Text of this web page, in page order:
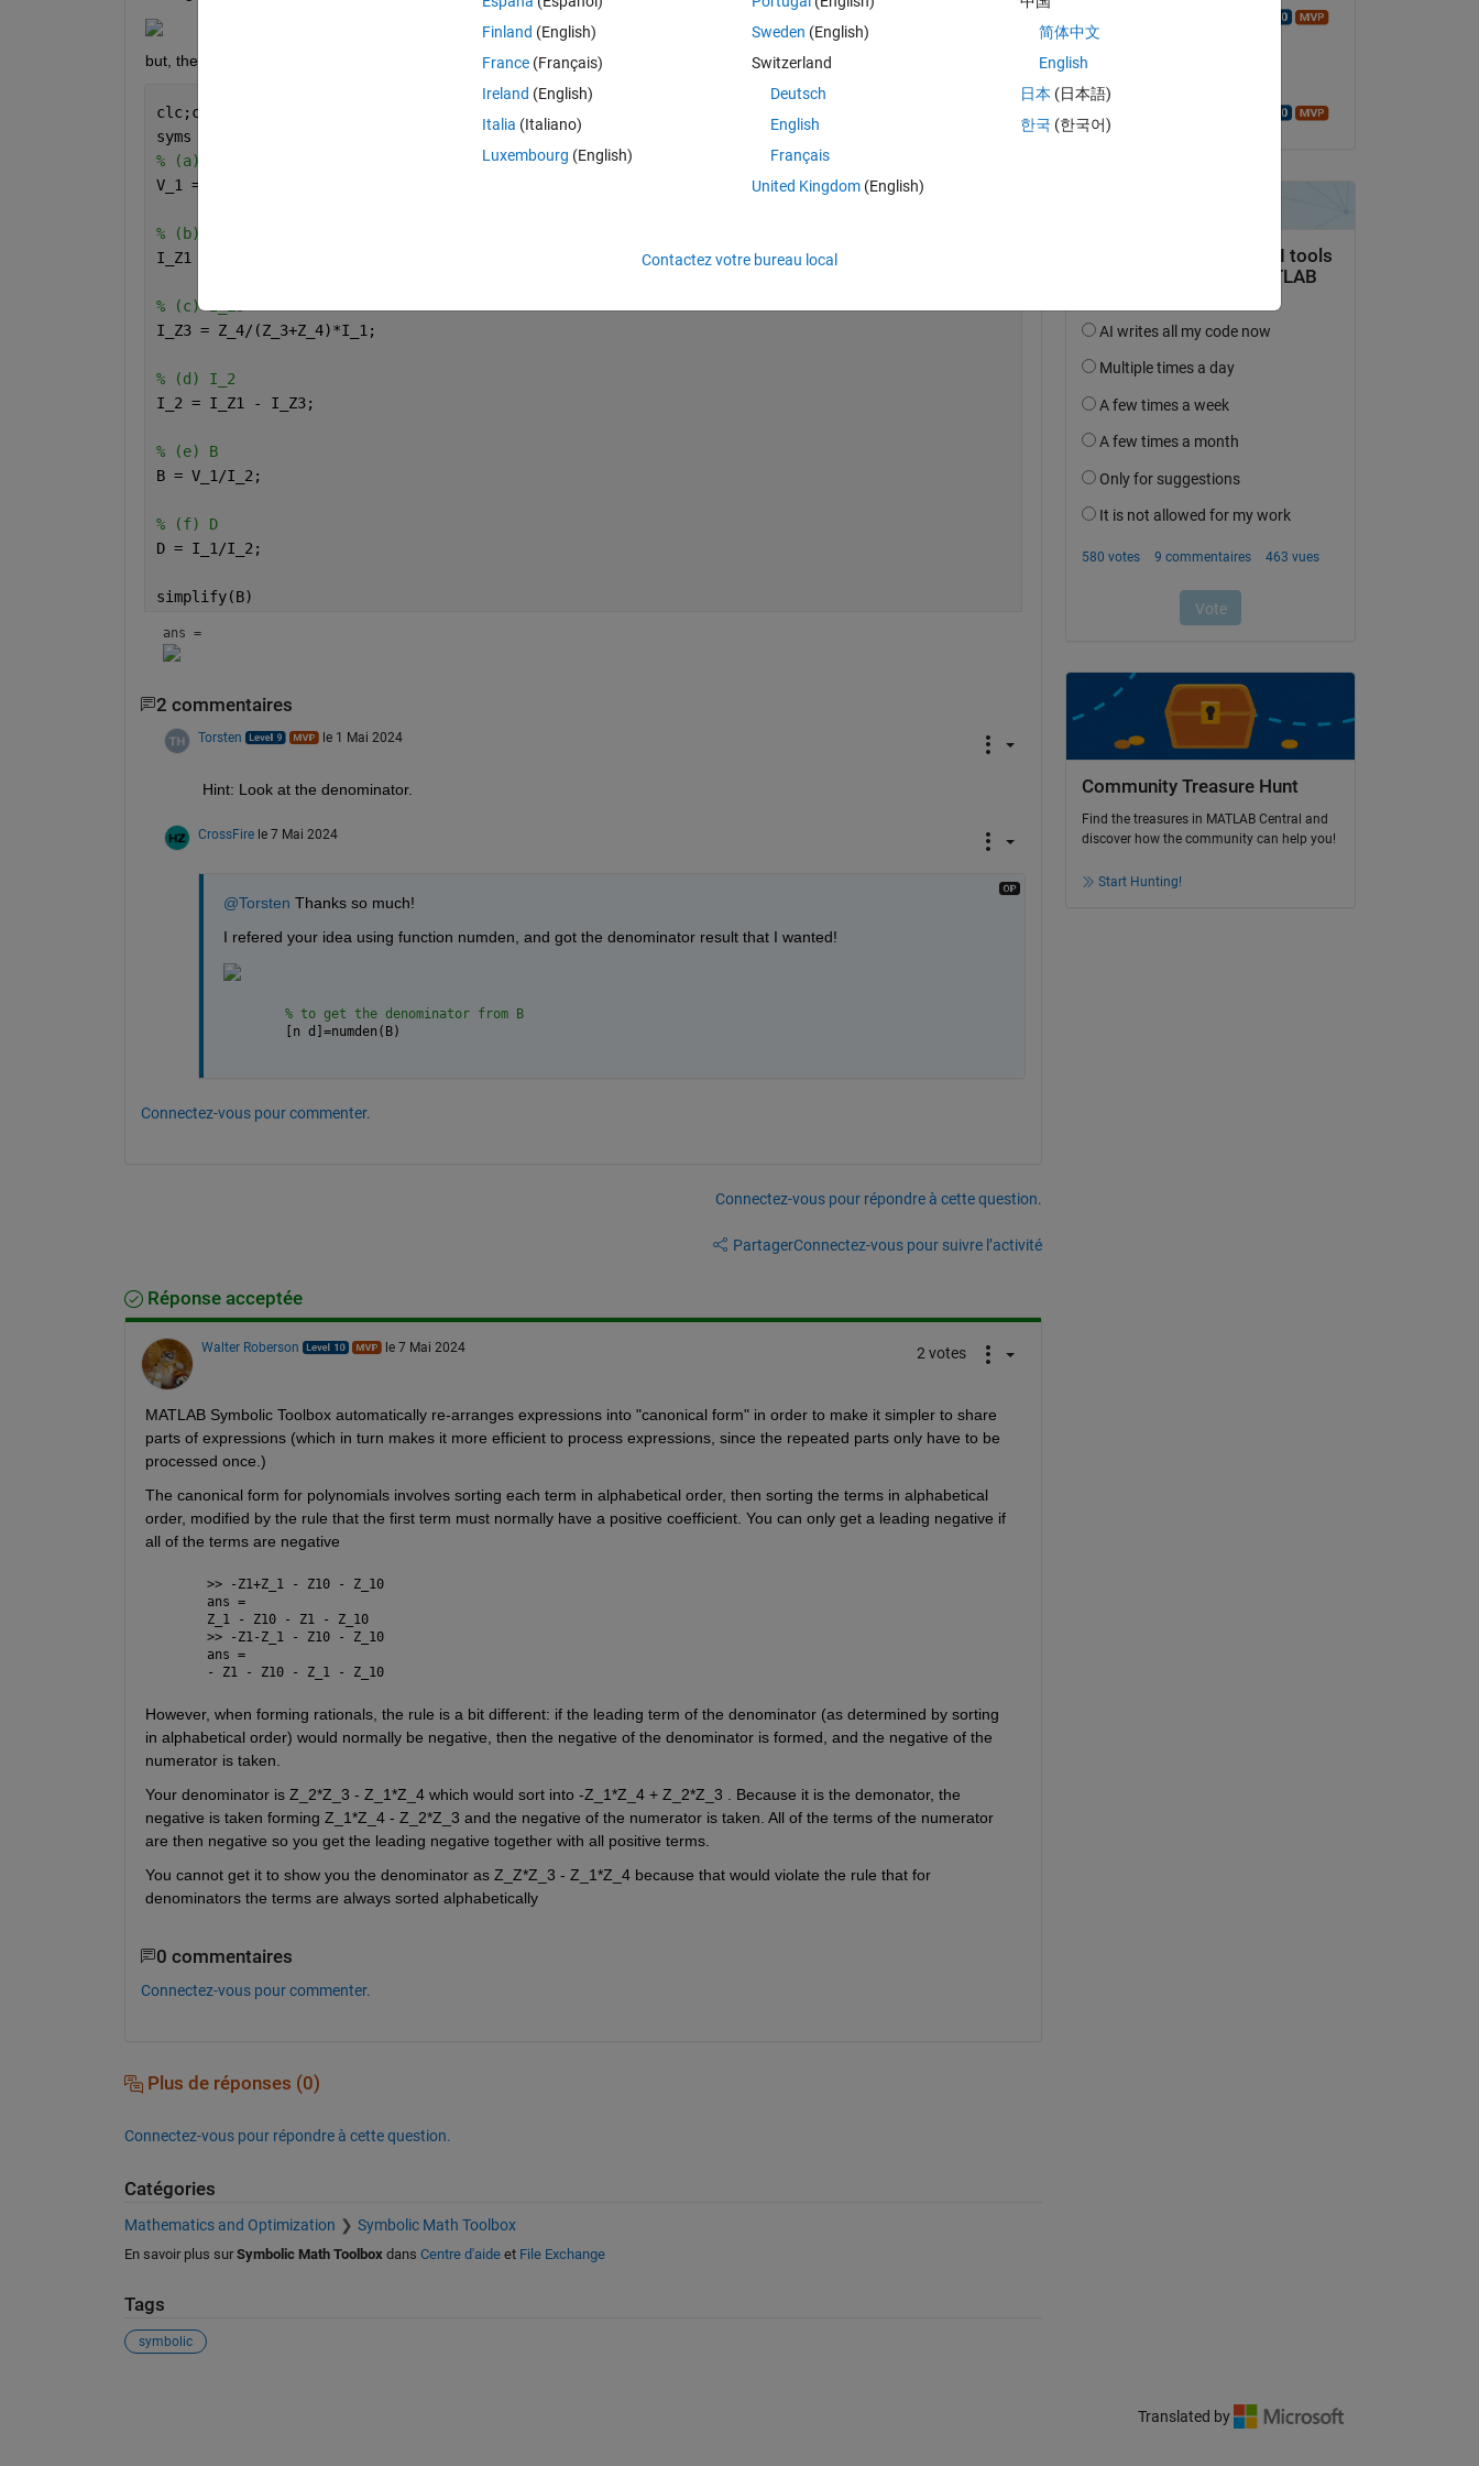
but, the result always show the MINUS sign mark.
clc;clear;
syms
% (a) V_1
V_1 = I_1 * (Z_1*Z_2/(Z_1+Z_2) + Z_3*Z_4/(Z_3+Z_4));
% (b) I_Z1
I_Z1 = Z_2/(Z_1+Z_2)*I_1;
% (c) I_Z3
I_Z3 = Z_4/(Z_3+Z_4)*I_1;
% (d) I_2
I_2 = I_Z1 - I_Z3;
% (e) B
B = V_1/I_2;
% (f) D
D = I_1/I_2;
simplify(B)
ans =
2 commentaires
Torsten le 1 Mai 2024
Hint: Look at the denominator.
CrossFire le 7 Mai 2024
@Torsten Thanks so much!
I refered your idea using function numden, and got the denominator result that I wanted!
% to get the denominator from B
[n d]=numden(B)
Connectez-vous pour commenter.
Connectez-vous pour répondre à cette question.
PartagerConnectez-vous pour suivre l’activité
Réponse acceptée
Walter Roberson le 7 Mai 2024 2 votes
MATLAB Symbolic Toolbox automatically re-arranges expressions into "canonical form" in order to make it simpler to share
parts of expressions (which in turn makes it more efficient to process expressions, since the repeated parts only have to be
processed once.)
The canonical form for polynomials involves sorting each term in alphabetical order, then sorting the terms in alphabetical
order, modified by the rule that the first term must normally have a positive coefficient. You can only get a leading negative if
all of the terms are negative
>> -Z1+Z_1 - Z10 - Z_10
ans =
Z_1 - Z10 - Z1 - Z_10
>> -Z1-Z_1 - Z10 - Z_10
ans =
- Z1 - Z10 - Z_1 - Z_10
However, when forming rationals, the rule is a bit different: if the leading term of the denominator (as determined by sorting
in alphabetical order) would normally be negative, then the negative of the denominator is formed, and the negative of the
numerator is taken.
Your denominator is Z_2*Z_3 - Z_1*Z_4 which would sort into -Z_1*Z_4 + Z_2*Z_3 . Because it is the demonator, the
negative is taken forming Z_1*Z_4 - Z_2*Z_3 and the negative of the numerator is taken. All of the terms of the numerator
are then negative so you get the leading negative together with all positive terms.
You cannot get it to show you the denominator as Z_Z*Z_3 - Z_1*Z_4 because that would violate the rule that for
denominators the terms are always sorted alphabetically
0 commentaires
Connectez-vous pour commenter.
Plus de réponses (0)
Connectez-vous pour répondre à cette question.
Catégories
Mathematics and Optimization Symbolic Math Toolbox
En savoir plus sur Symbolic Math Toolbox dans Centre d'aideet File Exchange
Tags
symbolic
le 7 Mai 2024
Acceptée :
Community Treasure Hunt
Find the treasures in MATLAB Central and
discover how the community can help you!
Start Hunting!
Translated by
Finland (English)
France (Français)
Ireland (English)
Italia (Italiano)
Luxembourg (English)
Sweden (English)
Switzerland
Deutsch
English
Français
United Kingdom(English)
简体中文
English
日本 (日本語)
한국 (한국어)
Contactez votre bureau local